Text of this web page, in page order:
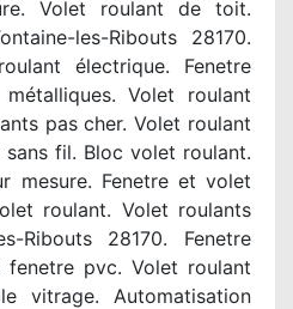
Volet roulant de toit.
les-Ribouts 28170.
électrique. Fenetre
Volet roulant
pas cher. Volet roulant
fil. Bloc volet roulant.
mesure. Fenetre et volet
roulant. Volet roulants
Ribouts 28170. Fenetre
pvc. Volet roulant
vitrage. Automatisation